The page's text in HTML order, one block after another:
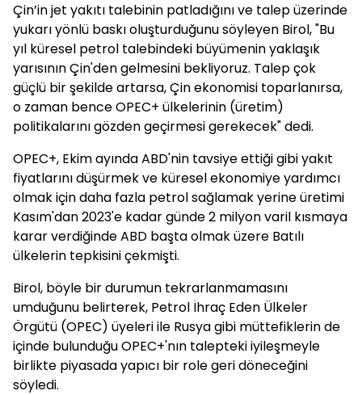
Çin’in jet yakıtı talebinin patladığını ve talep üzerinde
yukarı yönlü baskı oluşturduğunu söyleyen Birol, "Bu
yıl küresel petrol talebindeki büyümenin yaklaşık
yarısının Çin'den gelmesini bekliyoruz. Talep çok
güçlü bir şekilde artarsa, Çin ekonomisi toparlanırsa,
o zaman bence OPEC+ ülkelerinin (üretim)
politikalarını gözden geçirmesi gerekecek" dedi.
OPEC+, Ekim ayında ABD'nin tavsiye ettiği gibi yakıt
fiyatlarını düşürmek ve küresel ekonomiye yardımcı
olmak için daha fazla petrol sağlamak yerine üretimi
Kasım'dan 2023'e kadar günde 2 milyon varil kısmaya
karar verdiğinde ABD başta olmak üzere Batılı
ülkelerin tepkisini çekmişti.
Birol, böyle bir durumun tekrarlanmamasını
umduğunu belirterek, Petrol İhraç Eden Ülkeler
Örgütü (OPEC) üyeleri ile Rusya gibi müttefiklerin de
içinde bulunduğu OPEC+'nın talepteki iyileşmeyle
birlikte piyasada yapıcı bir role geri döneceğini
söyledi.